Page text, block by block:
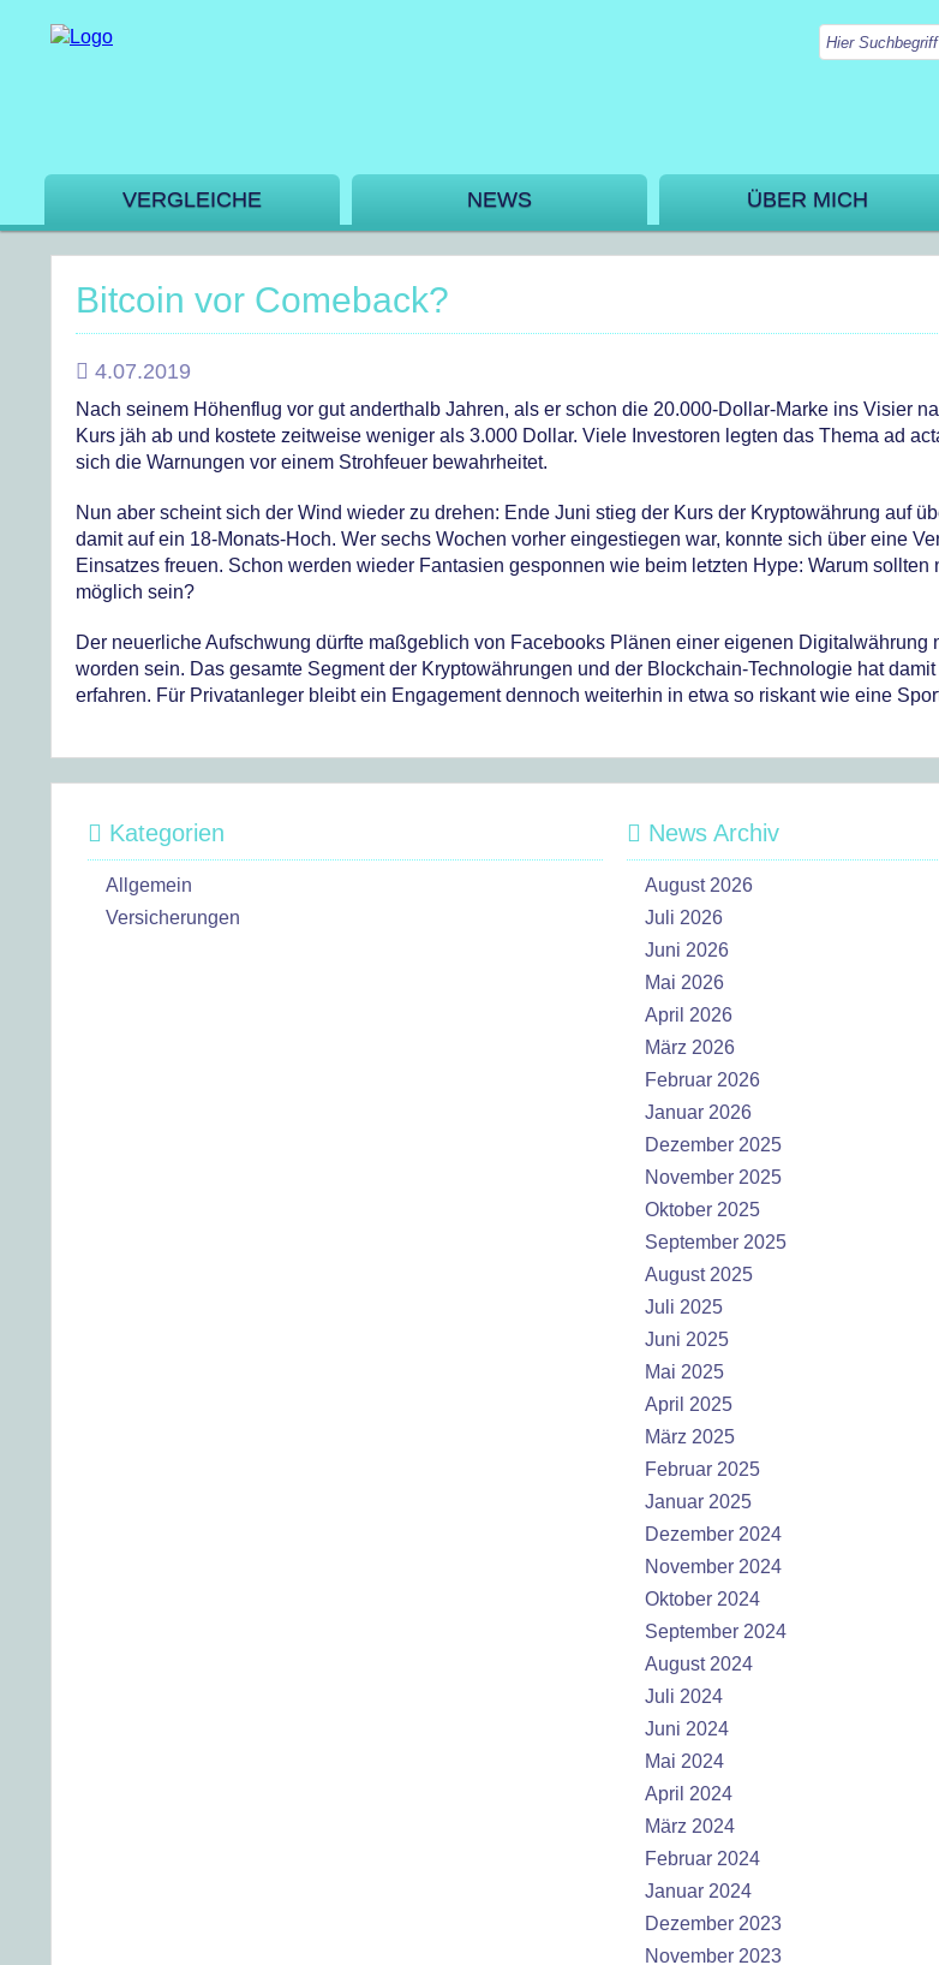
VERGLEICHE NEWS ÜBER MICH
Bitcoin vor Comeback?
4.07.2019
Nach seinem Höhenflug vor gut anderthalb Jahren, als er schon die 20.000-Dollar-Marke ins Visier
Kurs jäh ab und kostete zeitweise weniger als 3.000 Dollar. Viele Investoren legten das Thema ad
sich die Warnungen vor einem Strohfeuer bewahrheitet.
Nun aber scheint sich der Wind wieder zu drehen: Ende Juni stieg der Kurs der Kryptowährung auf
damit auf ein 18-Monats-Hoch. Wer sechs Wochen vorher eingestiegen war, konnte sich über eine
Einsatzes freuen. Schon werden wieder Fantasien gesponnen wie beim letzten Hype: Warum sollten
möglich sein?
Der neuerliche Aufschwung dürfte maßgeblich von Facebooks Plänen einer eigenen Digitalwährung
worden sein. Das gesamte Segment der Kryptowährungen und der Blockchain-Technologie hat
erfahren. Für Privatanleger bleibt ein Engagement dennoch weiterhin in etwa so riskant wie eine
Kategorien
Allgemein
Versicherungen
News Archiv
August 2026
Juli 2026
Juni 2026
Mai 2026
April 2026
März 2026
Februar 2026
Januar 2026
Dezember 2025
November 2025
Oktober 2025
September 2025
August 2025
Juli 2025
Juni 2025
Mai 2025
April 2025
März 2025
Februar 2025
Januar 2025
Dezember 2024
November 2024
Oktober 2024
September 2024
August 2024
Juli 2024
Juni 2024
Mai 2024
April 2024
März 2024
Februar 2024
Januar 2024
Dezember 2023
November 2023